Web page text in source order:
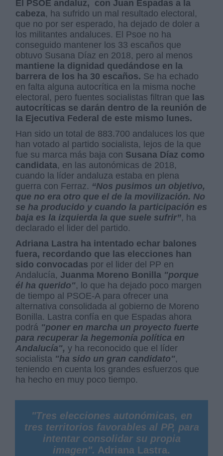
El PSOE andaluz, con Juan Espadas a la
cabeza, ha sufrido un mal resultado electoral,
que no por ser esperado, ha dejado de doler a
los militantes andaluces. El Psoe no ha
conseguido mantener los 33 escaños que
obtuvo Susana Díaz en 2018, pero al menos
mantiene la dignidad quedándose en la
barrera de los ha 30 escaños. Se ha echado
en falta alguna autocrítica en la misma noche
electoral, pero fuentes socialistas filtran que las
autocríticas se darán dentro de la reunión de
la Ejecutiva Federal de este mismo lunes.
Han sido un total de 883.700 andaluces los que
han votado al partido socialista, lejos de la que
fue su marca más baja con Susana Díaz como
candidata, en las autonómicas de 2018,
cuando la líder andaluza estaba en plena
guerra con Ferraz. “Nos pusimos un objetivo,
que no era otro que el de la movilización. No
se ha producido y cuando la participación es
baja es la izquierda la que suele sufrir”, ha
declarado el lider del partido.
Adriana Lastra ha intentado echar balones
fuera, recordando que las elecciones han
sido convocadas por el lider del PP en
Andalucía, Juanma Moreno Bonilla "porque
él ha querido", lo que ha dejado poco margen
de tiempo al PSOE-A para ofrecer una
alternativa consolidada al gobierno de Moreno
Bonilla. Lastra confía en que Espadas ahora
podrá "poner en marcha un proyecto fuerte
para recuperar la hegemonía política en
Andalucía", y ha reconocido que el líder
socialista "ha sido un gran candidato",
teniendo en cuenta los grandes esfuerzos que
ha hecho en muy poco tiempo.
"Tres elecciones autonómicas, en
tres territorios favorables al PP, para
intentar consolidar su propia
imagen". Adriana Lastra.